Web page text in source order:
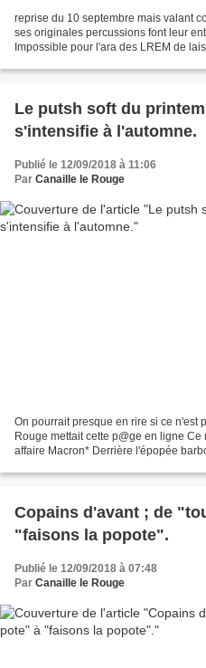
reprise du 10 septembre mais valant
ses originales percussions font leur
Impossible pour l'ara des LREM de
Le putsh soft du
s'intensifie à l'automne.
Publié le 12/09/2018 à 11:06
Par Canaille le Rouge
On pourrait presque en rire si ce n'est
Rouge mettait cette p@ge en ligne
affaire Macron* Derrière l'épopée
Copains d'avant ; de
"faisons la popote".
Publié le 12/09/2018 à 07:48
Par Canaille le Rouge